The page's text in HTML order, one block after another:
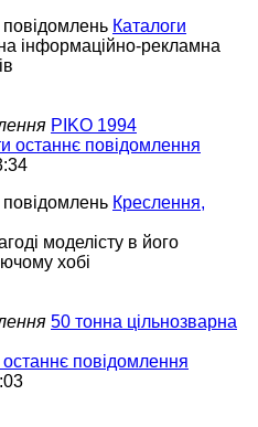
Каталоги
інформаційно-рекламна
PIKO 1994
останнє повідомлення
Креслення,
моделісту в його
хобі
50 тонна цільнозварна
повідомлення